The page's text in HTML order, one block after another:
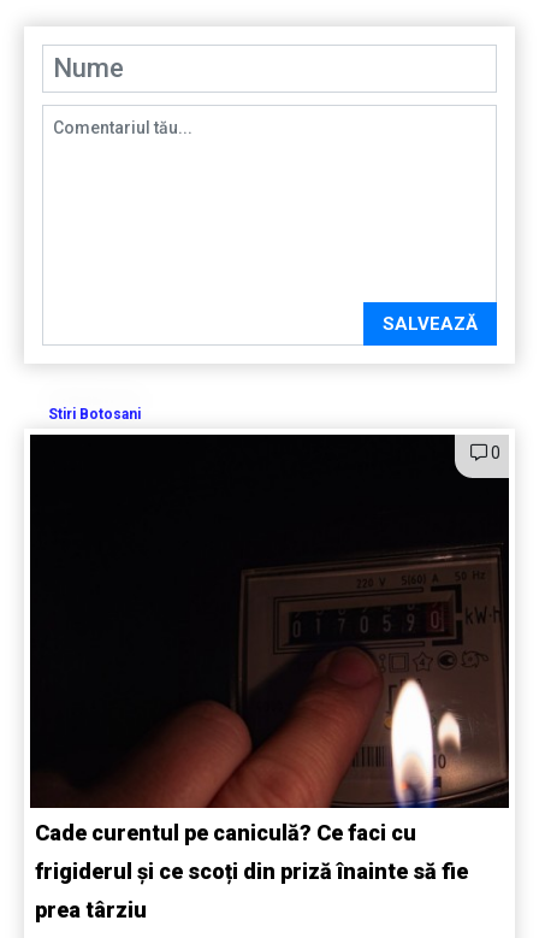
SALVEAZĂ
Stiri Botosani
0
Cade curentul pe caniculă? Ce faci cu
frigiderul și ce scoți din priză înainte să fie
prea târziu